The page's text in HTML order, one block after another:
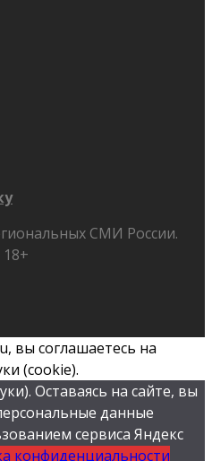
СМИ России.
вы соглашаетесь на
(cookie).
Оставаясь на сайте, вы
данные
сервиса Яндекс
конфиденциальности